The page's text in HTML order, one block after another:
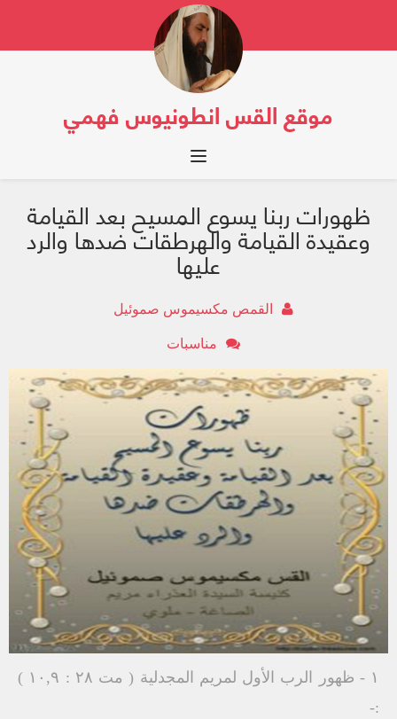
موقع القس انطونيوس فهمي
Toggle navigation
ظهورات ربنا يسوع المسيح بعد القيامة
وعقيدة القيامة والهرطقات ضدها والرد
عليها
القمص مكسيموس صموئيل
مناسبات
۱ - ظهور الرب الأول لمريم المجدلية ( مت ۲۸ : ۱۰,۹ )
:-